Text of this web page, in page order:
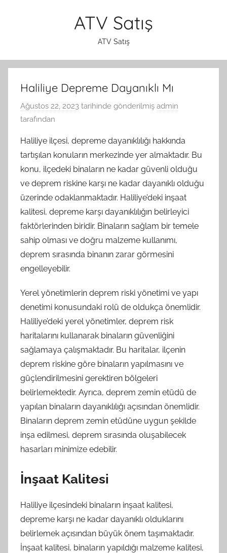
ATV Satış
ATV Satış
Haliliye Depreme Dayanıklı Mı
Ağustos 22, 2023 tarihinde gönderilmiş admin
tarafından
Haliliye ilçesi, depreme dayanıklılığı hakkında
tartışılan konuların merkezinde yer almaktadır. Bu
konu, ilçedeki binaların ne kadar güvenli olduğu
ve deprem riskine karşı ne kadar dayanıklı olduğu
üzerinde odaklanmaktadır. Haliliye’deki inşaat
kalitesi, depreme karşı dayanıklılığın belirleyici
faktörlerinden biridir. Binaların sağlam bir temele
sahip olması ve doğru malzeme kullanımı,
deprem sırasında binanın zarar görmesini
engelleyebilir.
Yerel yönetimlerin deprem riski yönetimi ve yapı
denetimi konusundaki rolü de oldukça önemlidir.
Haliliye’deki yerel yönetimler, deprem risk
haritalarını kullanarak binaların güvenliğini
sağlamaya çalışmaktadır. Bu haritalar, ilçenin
deprem riskine göre binaların yapılmasını ve
güçlendirilmesini gerektiren bölgeleri
belirlemektedir. Ayrıca, deprem zemin etüdü de
yapılan binaların dayanıklılığı açısından önemlidir.
Binaların deprem zemin etüdüne uygun şekilde
inşa edilmesi, deprem sırasında oluşabilecek
hasarları minimize edebilir.
İnşaat Kalitesi
Haliliye ilçesindeki binaların inşaat kalitesi,
depreme karşı ne kadar dayanıklı olduklarını
belirlemek açısından büyük önem taşımaktadır.
İnşaat kalitesi, binaların yapıldığı malzeme kalitesi,